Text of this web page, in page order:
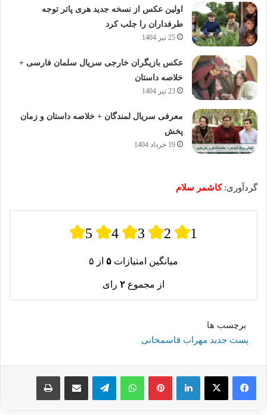
اولین عکس از نسخه جدید هری پاتر توجه
طرفداران را جلب کرد
25 تیر 1404
عکس بازیگران خارجی سریال سلمان فارسی +
خلاصه داستان
23 تیر 1404
معرفی سریال لمندگان + خلاصه داستان و زمان
پخش
19 خرداد 1404
گردآوری:کاشمر سلام
5 4 3 2 1
میانگین امتیازات ۵ از ۵
از مجموع ۲ رای
برچسب ها
پست جدید مهراب قاسمخانی
لینکدین پینترستواتس آپ تلگرام اشتراک گذاری از طریق ایمیل چاپ